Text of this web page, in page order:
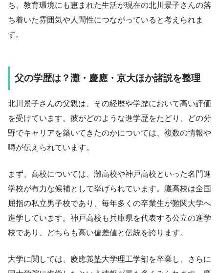
ち、教育環境にも恵まれた生活が現在の北川景子さんの落
ち着いた雰囲気や人間性につながっていると考えられま
す。
父の学歴は？灘・慶應・京大ほか諸説を整理
北川景子さんの父親は、その経歴や学歴において高い評価
を受けています。彼がどのような進学歴をたどり、どの分
野でキャリアを築いてきたのかについては、複数の情報や
噂が伝えられています。
まず、高校については、灘高校や神戸高校といった名門進
学校が有力な候補として挙げられています。灘高校は全国
屈指の私立男子校であり、毎年多くの卒業生が難関大学へ
進学しています。神戸高校も兵庫県を代表する公立の進学
校であり、どちらも高い偏差値と伝統を誇ります。
大学に関しては、慶應義塾大学理工学部を卒業し、さらに